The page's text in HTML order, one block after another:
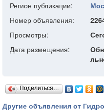
Регион публикации:
Номер объявления:
Просмотры:
Дата размещения:
Поделиться…
Другие объявления от